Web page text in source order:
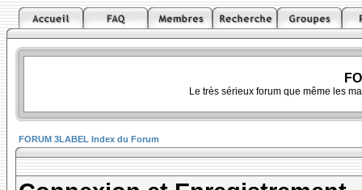
Le très sérieux forum que même les
FORUM 3LABEL Index du Forum